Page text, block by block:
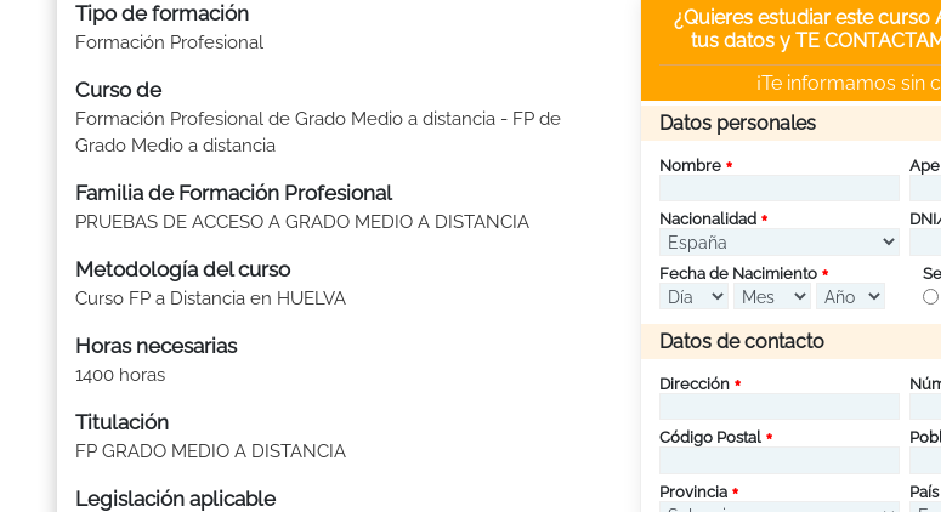
Tipo de formación
Formación Profesional
Curso de
Formación Profesional de Grado Medio a distancia - FP de
Grado Medio a distancia
Familia de Formación Profesional
PRUEBAS DE ACCESO A GRADO MEDIO A DISTANCIA
Metodología del curso
Curso FP a Distancia en HUELVA
Horas necesarias
1400 horas
Titulación
FP GRADO MEDIO A DISTANCIA
Legislación aplicable
¿Quieres estudiar este curso
tus datos y TE
¡Te informamos sin
Datos personales
Nombre
Nacionalidad
Fecha de Nacimiento
Datos de contacto
Dirección
Código Postal
Provincia